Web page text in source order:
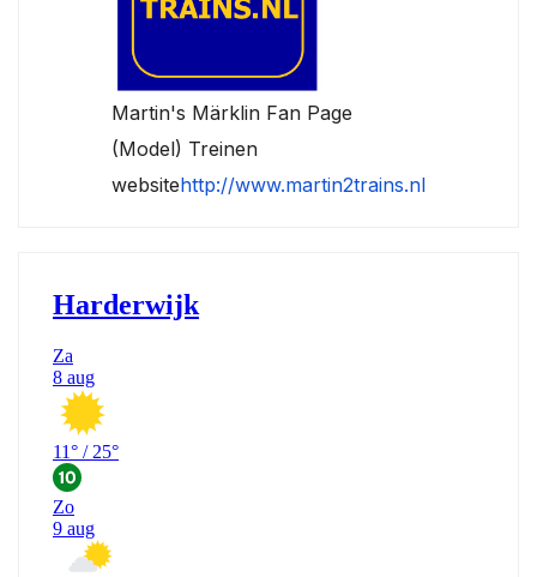
Martin's Märklin Fan Page
(Model) Treinen
websitehttp://www.martin2trains.nl